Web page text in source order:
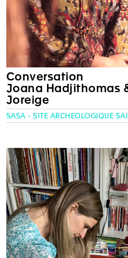
Conversation
Joana Hadjithomas
Joreige